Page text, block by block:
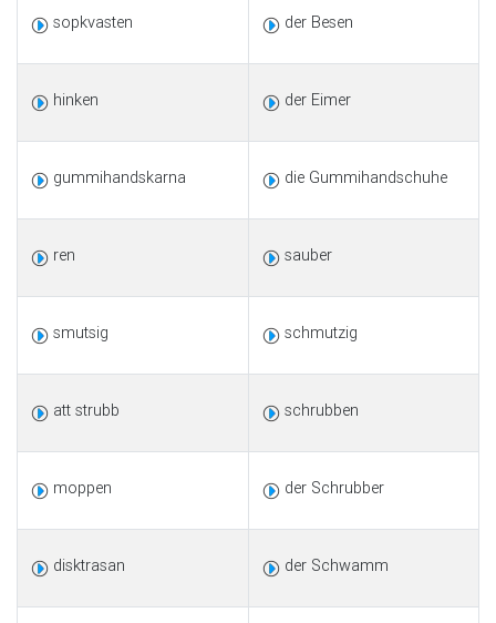
sopkvasten der Besen
hinken der Eimer
gummihandskarna die Gummihandschuhe
ren sauber
smutsig schmutzig
att strubb schrubben
moppen der Schrubber
disktrasan der Schwamm